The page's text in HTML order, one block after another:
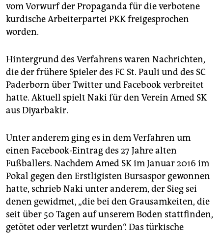
vom Vorwurf der Propaganda für die verbotene
kurdische Arbeiterpartei PKK freigesprochen
worden.
Hintergrund des Verfahrens waren Nachrichten,
die der frühere Spieler des FC St. Pauli und des SC
Paderborn über Twitter und Facebook verbreitet
hatte. Aktuell spielt Naki für den Verein Amed SK
aus Diyarbakir.
Unter anderem ging es in dem Verfahren um
einen Facebook-Eintrag des 27 Jahre alten
Fußballers. Nachdem Amed SK im Januar 2016 im
Pokal gegen den Erstligisten Bursaspor gewonnen
hatte, schrieb Naki unter anderem, der Sieg sei
denen gewidmet, „die bei den Grausamkeiten, die
seit über 50 Tagen auf unserem Boden stattfinden,
getötet oder verletzt wurden“. Das türkische